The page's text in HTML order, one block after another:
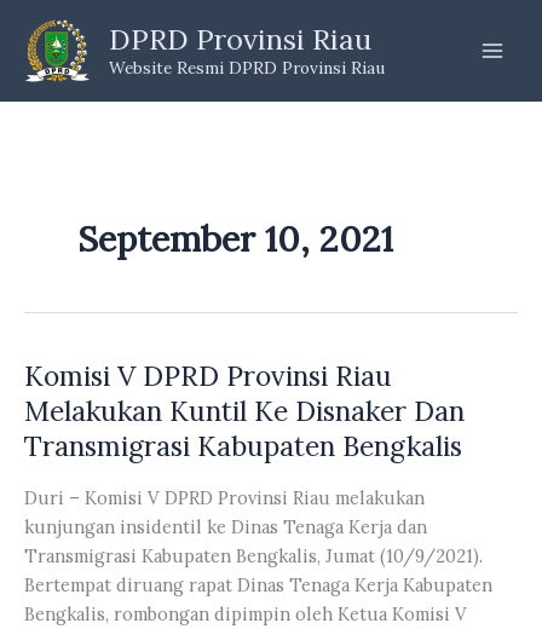
content
DPRD Provinsi Riau
Website Resmi DPRD Provinsi Riau
September 10, 2021
Komisi V DPRD Provinsi Riau
Melakukan Kuntil Ke Disnaker Dan
Transmigrasi Kabupaten Bengkalis
Duri – Komisi V DPRD Provinsi Riau melakukan
kunjungan insidentil ke Dinas Tenaga Kerja dan
Transmigrasi Kabupaten Bengkalis, Jumat (10/9/2021).
Bertempat diruang rapat Dinas Tenaga Kerja Kabupaten
Bengkalis, rombongan dipimpin oleh Ketua Komisi V